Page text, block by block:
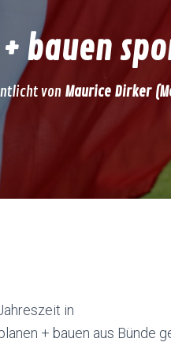
bauen
von Maurice Dirker
in
+ bauen aus Bünde